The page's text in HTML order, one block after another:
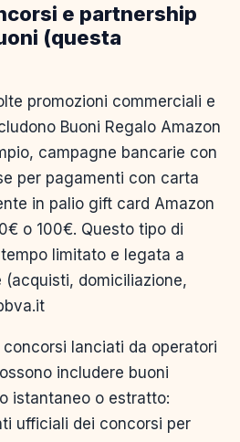
e partnership
(questa
promozioni commerciali e
Buoni Regalo Amazon
campagne bancarie con
per pagamenti con carta
in palio gift card Amazon
o 100€. Questo tipo di
limitato e legata a
domiciliazione,
lanciati da operatori
includere buoni
istantaneo o estratto:
ufficiali dei concorsi per